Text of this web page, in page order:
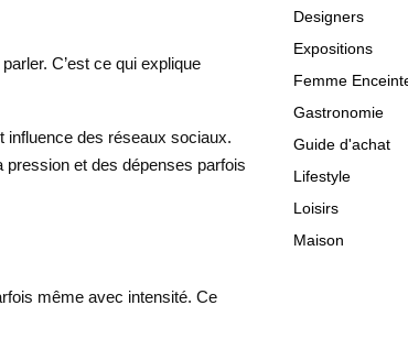
C’est ce qui explique
influence des réseaux sociaux.
pression et des dépenses parfois
même avec intensité. Ce
Designers
Expositions
Femme
Gastronomie
Guide d'achat
Lifestyle
Loisirs
Maison